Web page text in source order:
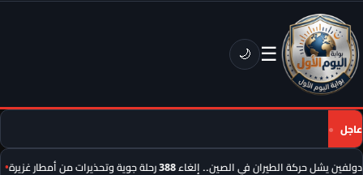
☰
🌙
عاجل
حركة الطيران في الصين.. إلغاء 388 رحلة جوية وتحذيرات من أمطار غزيرة